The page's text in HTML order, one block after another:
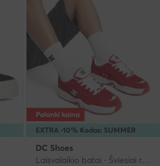
EXTRA -10% Kodas: SUMMER
Palanki kaina
DC Shoes